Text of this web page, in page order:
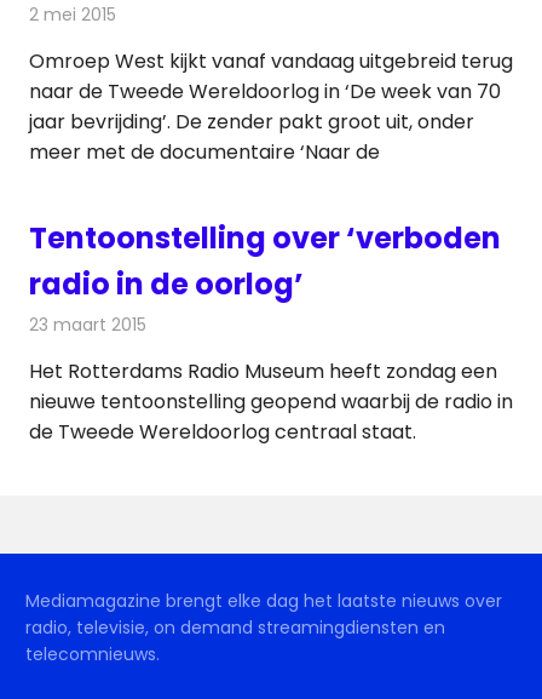
2 mei 2015
Omroep West kijkt vanaf vandaag uitgebreid terug
naar de Tweede Wereldoorlog in ‘De week van 70
jaar bevrijding’. De zender pakt groot uit, onder
meer met de documentaire ‘Naar de
Tentoonstelling over ‘verboden
radio in de oorlog’
23 maart 2015
Het Rotterdams Radio Museum heeft zondag een
nieuwe tentoonstelling geopend waarbij de radio in
de Tweede Wereldoorlog centraal staat.
Mediamagazine brengt elke dag het laatste nieuws over
radio, televisie, on demand streamingdiensten en
telecomnieuws.